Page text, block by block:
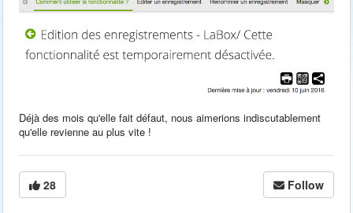
Déjà des mois qu'elle fait défaut, nous aimerions indiscutablement
qu'elle revienne au plus vite !
28 Follow